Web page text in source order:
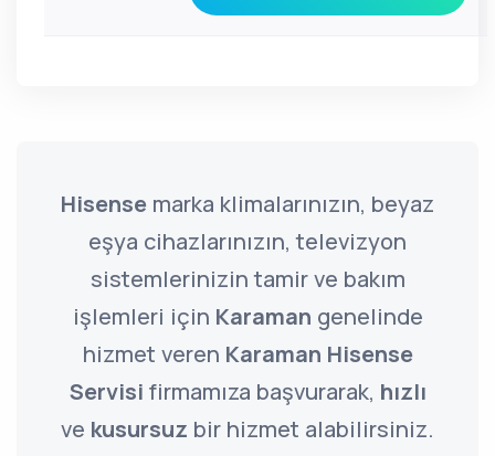
Hisense marka klimalarınızın, beyaz
eşya cihazlarınızın, televizyon
sistemlerinizin tamir ve bakım
işlemleri için Karaman genelinde
hizmet veren Karaman Hisense
Servisi firmamıza başvurarak, hızlı
ve kusursuz bir hizmet alabilirsiniz.